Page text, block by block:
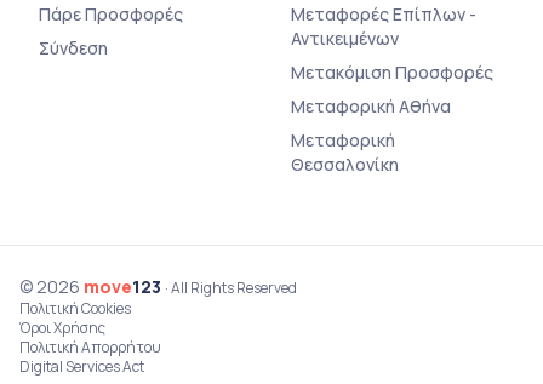
Πάρε Προσφορές
Σύνδεση
Μεταφορές Επίπλων -
Αντικειμένων
Μετακόμιση Προσφορές
Μεταφορική Αθήνα
Μεταφορική
Θεσσαλονίκη
© 2026 move123 · All Rights Reserved
Πολιτική Cookies
Όροι Χρήσης
Πολιτική Απορρήτου
Digital Services Act